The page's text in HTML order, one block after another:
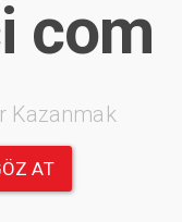
com
Kazanmak
AT